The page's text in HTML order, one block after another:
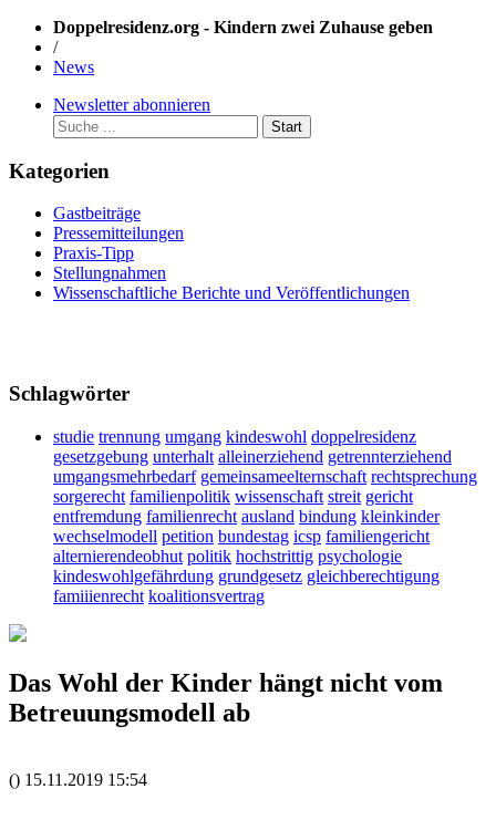
Doppelresidenz.org - Kindern zwei Zuhause geben
/
News
Newsletter abonnieren
Start
Kategorien
Gastbeiträge
Pressemitteilungen
Praxis-Tipp
Stellungnahmen
Wissenschaftliche Berichte und Veröffentlichungen
Schlagwörter
studie trennung umgang kindeswohl doppelresidenz
gesetzgebung unterhalt alleinerziehend getrennterziehend
umgangsmehrbedarf gemeinsameelternschaft rechtsprechung
sorgerecht familienpolitik wissenschaft streit gericht
entfremdung familienrecht ausland bindung kleinkinder
wechselmodell petition bundestag icsp familiengericht
alternierendeobhut politik hochstrittig psychologie
kindeswohlgefährdung grundgesetz gleichberechtigung
famiiienrecht koalitionsvertrag
Das Wohl der Kinder hängt nicht vom
Betreuungsmodell ab
() 15.11.2019 15:54